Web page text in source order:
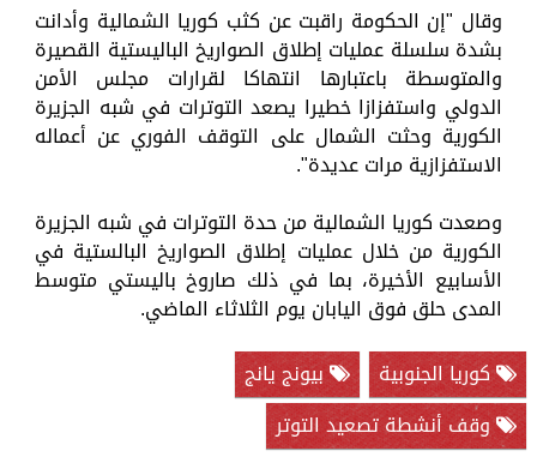
وقال "إن الحكومة راقبت عن كثب كوريا الشمالية وأدانت
بشدة سلسلة عمليات إطلاق الصواريخ الباليستية القصيرة
والمتوسطة باعتبارها انتهاكا لقرارات مجلس الأمن
الدولي واستفزازا خطيرا يصعد التوترات في شبه الجزيرة
الكورية وحثت الشمال على التوقف الفوري عن أعماله
الاستفزازية مرات عديدة".
وصعدت كوريا الشمالية من حدة التوترات في شبه الجزيرة
الكورية من خلال عمليات إطلاق الصواريخ البالستية في
الأسابيع الأخيرة، بما في ذلك صاروخ باليستي متوسط
المدى حلق فوق اليابان يوم الثلاثاء الماضي.
كوريا الجنوبية
بيونج يانج
وقف أنشطة تصعيد التوتر